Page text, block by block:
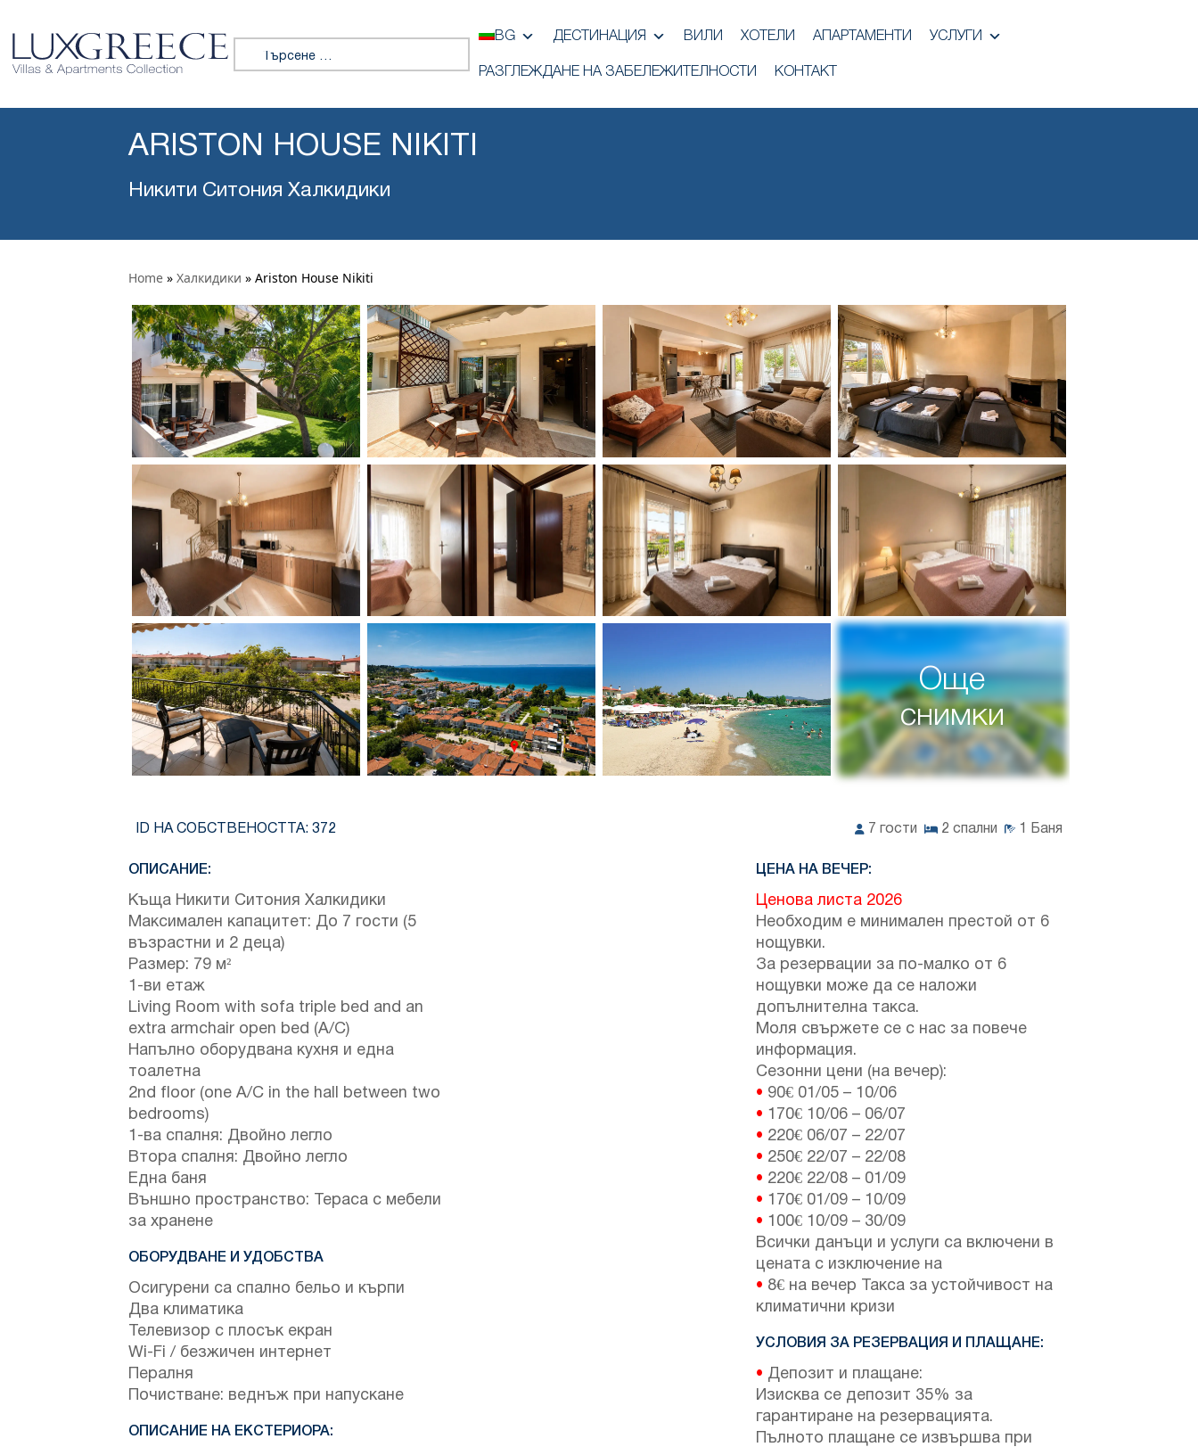
Търсене за:
BG ДЕСТИНАЦИЯ ВИЛИ ХОТЕЛИ АПАРТАМЕНТИ УСЛУГИ
РАЗГЛЕЖДАНЕ НА ЗАБЕЛЕЖИТЕЛНОСТИ КОНТАКТ
ARISTON HOUSE NIKITI
Никити Ситония Халкидики
Home » Халкидики » Ariston House Nikiti
Още
снимки
ID НА СОБСТВЕНОСТТА: 372 7 гости 2 спални 1 Баня
ОПИСАНИЕ:
Къща Никити Ситония Халкидики
Максимален капацитет: До 7 гости (5
възрастни и 2 деца)
Размер: 79 м²
1-ви етаж
Living Room with sofa triple bed and an
extra armchair open bed (A/C)
Напълно оборудвана кухня и една
тоалетна
2nd floor (one A/C in the hall between two
bedrooms)
1-ва спалня: Двойно легло
Втора спалня: Двойно легло
Една баня
Външно пространство: Тераса с мебели
за хранене
ОБОРУДВАНЕ И УДОБСТВА
Осигурени са спално бельо и кърпи
Два климатика
Телевизор с плосък екран
Wi-Fi / безжичен интернет
Пералня
Почистване: веднъж при напускане
ОПИСАНИЕ НА ЕКСТЕРИОРА:
ЦЕНА НА ВЕЧЕР:
Ценова листа 2026
Необходим е минимален престой от 6
нощувки.
За резервации за по-малко от 6
нощувки може да се наложи
допълнителна такса.
Моля свържете се с нас за повече
информация.
Сезонни цени (на вечер):
• 90€ 01/05 – 10/06
• 170€ 10/06 – 06/07
• 220€ 06/07 – 22/07
• 250€ 22/07 – 22/08
• 220€ 22/08 – 01/09
• 170€ 01/09 – 10/09
• 100€ 10/09 – 30/09
Всички данъци и услуги са включени в
цената с изключение на
• 8€ на вечер Такса за устойчивост на
климатични кризи
УСЛОВИЯ ЗА РЕЗЕРВАЦИЯ И ПЛАЩАНЕ:
• Депозит и плащане:
Изисква се депозит 35% за
гарантиране на резервацията.
Пълното плащане се извършва при